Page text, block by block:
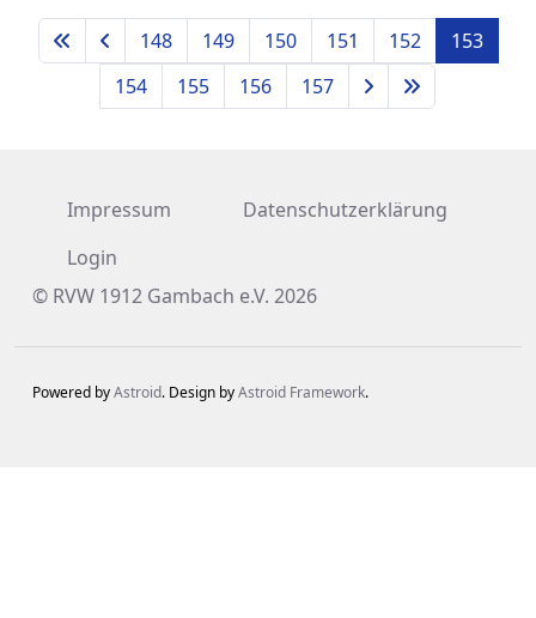
148 149 150 151 152
153
154
155 156 157
Impressum
Datenschutzerklärung
Login
© RVW 1912 Gambach e.V. 2026
Powered byAstroid. Design byAstroid Framework.